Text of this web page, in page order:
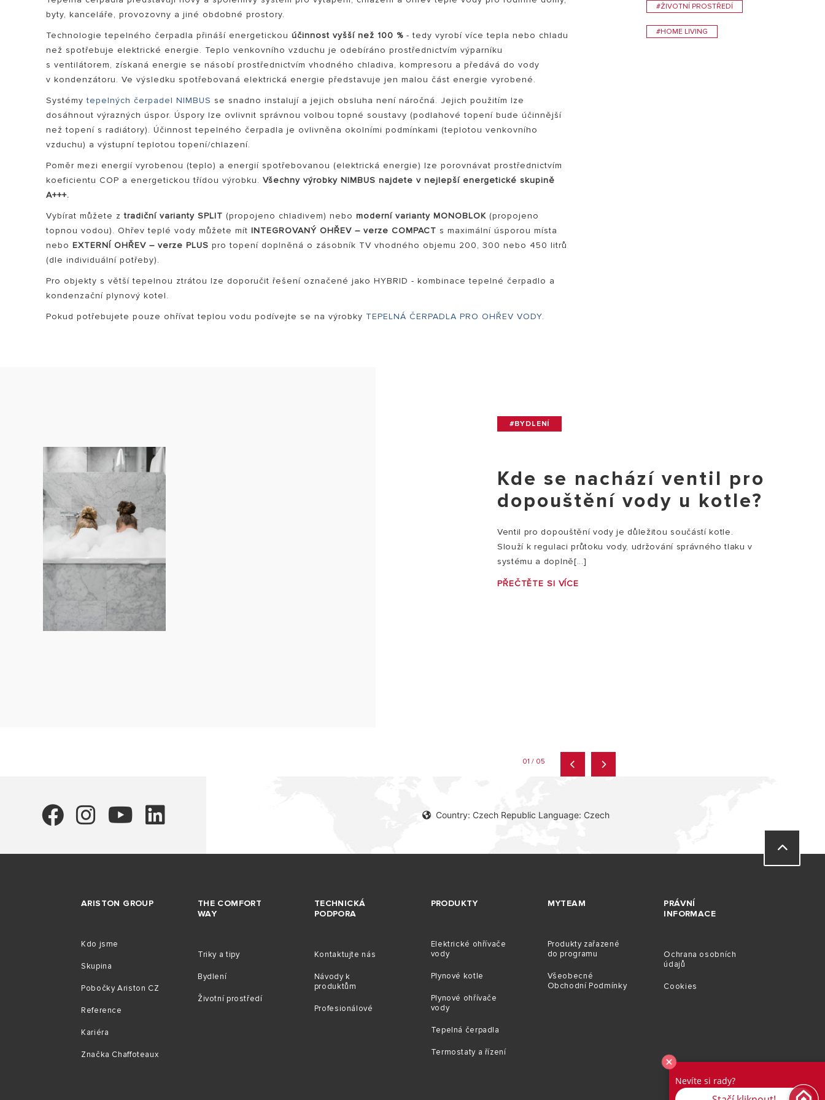
VISIT
VŠECHNY MODELY OHŘÍVAČE VODY
byty, kanceláře, provozovny a jiné obdobné prostory.
Technologie tepelného čerpadla přináší energetickouúčinnost vyšší než 100 % - tedy vyrobí více tepla nebo chladu
než spotřebuje elektrické energie. Teplo venkovního vzduchu je odebíráno prostřednictvím výparníku
s ventilátorem, získaná energie se násobí prostřednictvím vhodného chladiva, kompresoru a předává do vody
v kondenzátoru. Ve výsledku spotřebovaná elektrická energie představuje jen malou část energie vyrobené.
Systémytepelných čerpadel NIMBUS se snadno instalují a jejich obsluha není náročná. Jejich použitím lze
dosáhnout výrazných úspor. Úspory lze ovlivnit správnou volbou topné soustavy (podlahové topení bude účinnější
než topení s radiátory). Účinnost tepelného čerpadla je ovlivněna okolními podmínkami (teplotou venkovního
vzduchu) a výstupní teplotou topení/chlazení.
Poměr mezi energií vyrobenou (teplo) a energií spotřebovanou (elektrická energie) lze porovnávat prostřednictvím
koeficientu COP a energetickou třídou výrobku.Všechny výrobky NIMBUS najdete v nejlepší energetické skupině
A+++.
Vybírat můžete ztradiční varianty SPLIT (propojeno chladivem) nebomoderní varianty MONOBLOK (propojeno
topnou vodou). Ohřev teplé vody můžete mítINTEGROVANÝ OHŘEV – verze COMPACT s maximální úsporou místa
neboEXTERNÍ OHŘEV – verze PLUS pro topení doplněná o zásobník TV vhodného objemu 200, 300 nebo 450 litrů
(dle individuální potřeby).
Pro objekty s větší tepelnou ztrátou lze doporučit řešení označené jako HYBRID - kombinace tepelné čerpadlo a
kondenzační plynový kotel.
Pokud potřebujete pouze ohřívat teplou vodu podívejte se na výrobky TEPELNÁ ČERPADLA PRO OHŘEV VODY.
#ŽIVOTNÍ PROSTŘEDÍ
#HOME LIVING
#BYDLENÍ
Kde se nachází ventil pro
dopouštění vody u kotle?
Ventil pro dopouštění vody je důležitou součástí kotle.
Slouží k regulaci průtoku vody, udržování správného tlaku v
systému a doplně[...]
PŘEČTĚTE SI VÍCE
01 / 05
Country: Czech Republic Language: Czech
ARISTON GROUP
Kdo jsme
Skupina
Pobočky Ariston CZ
Reference
Kariéra
Značka Chaffoteaux
THE COMFORT
WAY
Triky a tipy
Bydlení
Životní prostředí
TECHNICKÁ
PODPORA
Kontaktujte nás
Návody k
produktům
Profesionálové
PRODUKTY
Elektrické ohřívače
vody
Plynové kotle
Plynové ohřívače
vody
Tepelná čerpadla
Termostaty a řízení
MYTEAM
Produkty zařazené
do programu
Všeobecné
Obchodní Podmínky
PRÁVNÍ
INFORMACE
Ochrana osobních
údajů
Cookies
Nevíte si rady?